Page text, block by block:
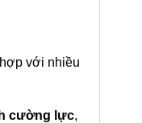
với nhiều
cường lực,